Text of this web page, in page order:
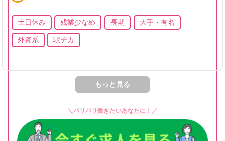
土日休み 残業少なめ 長期 大手・有名
外資系 駅チカ
もっと見る
＼バリバリ働きたいあなたに！／